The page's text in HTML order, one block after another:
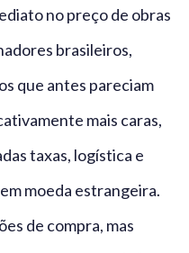
no preço de obras
brasileiros,
que antes pareciam
mais caras,
taxas, logística e
moeda estrangeira.
de compra, mas